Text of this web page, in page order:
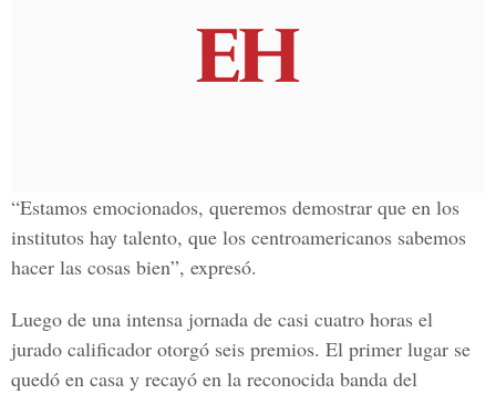
“Estamos emocionados, queremos demostrar que en los
institutos hay talento, que los centroamericanos sabemos
hacer las cosas bien”, expresó.
Luego de una intensa jornada de casi cuatro horas el
jurado calificador otorgó seis premios. El primer lugar se
quedó en casa y recayó en la reconocida banda del